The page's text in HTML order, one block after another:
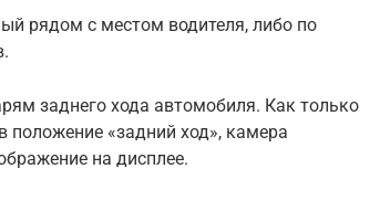
рядом с местом водителя, либо по
заднего хода автомобиля. Как только
положение «задний ход», камера
на дисплее.